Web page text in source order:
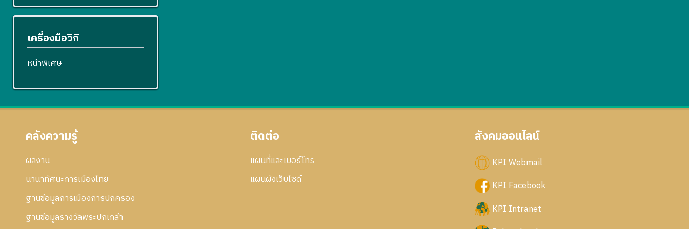
เครื่องมือวิกิ
หน้าพิเศษ
คลังความรู้
ผลงาน
นานาทัศนะการเมืองไทย
ฐานข้อมูลการเมืองการปกครอง
ฐานข้อมูลรางวัลพระปกเกล้า
ติดต่อ
แผนที่และเบอร์โทร
แผนผังเว็บไซด์
สังคมออนไลน์
KPI Webmail
KPI Facebook
KPI Intranet